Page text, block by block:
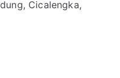
Cicalengka,